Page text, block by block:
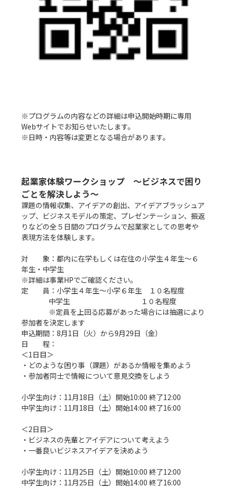
※プログラムの内容などの詳細は申込開始時期に専用
Webサイトでお知らせいたします。
※日時・内容等は変更となる場合があります。
起業家体験ワークショップ　～ビジネスで困り
ごとを解決しよう～
課題の情報収集、アイデアの創出、アイデアブラッシュア
ップ、ビジネスモデルの策定、プレゼンテーション、振返
りなどの全５日間のプログラムで起業家としての思考や
表現方法を体験します。
対　　象：都内に在学もしくは在住の小学生４年生～６
年生・中学生
※詳細は事業HPでご確認ください。
定　　員：小学生４年生～小学６年生　１０名程度
参加者を決定します
申込期間：8月1日（火）から9月29日（金）
日　　程：
＜1日目＞
・どのような困り事（課題）があるか情報を集めよう
・参加者同士で情報について意見交換をしよう
小学生向け：11月18日（土）開始10:00 終了12:00
中学生向け：11月18日（土）開始14:00 終了16:00
＜2日目＞
・ビジネスの先輩とアイデアについて考えよう
・一番良いビジネスアイデアを決めよう
小学生向け：11月25日（土）開始10:00 終了12:00
中学生向け：11月25日（土）開始14:00 終了16:00